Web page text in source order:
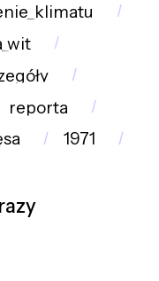
reporta
1971